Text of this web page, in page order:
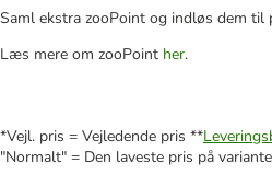
Saml ekstra zooPoint og indløs dem til
Læs mere om zooPoint her.
*Vejl. pris = Vejledende pris **
"Normalt" = Den laveste pris på